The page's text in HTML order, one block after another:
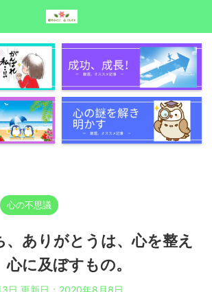
心の不思議
、ありがとうは、心を整え
に及ぼすもの。
日 更新日： 2020年8月8日